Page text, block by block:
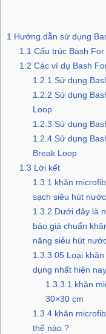
1 Hướng dẫn sử dụng
1.1 Cấu trúc Bash
1.2 Các ví dụ Bash
1.2.1 Sử dụng
1.2.2 Sử dụng
Loop
1.2.3 Sử dụng
1.2.4Sử dụng
Break Loop
1.3 Lời kết
1.3.1 khăn
sạch siêu hút
1.3.2 Dưới đây là
báo giá chuẩn
năng siêu hút
1.3.3 05 Loại
dụng nhất hiện nay
1.3.3.1 khăn
30×30 cm
1.3.4khăn
thế nào ?